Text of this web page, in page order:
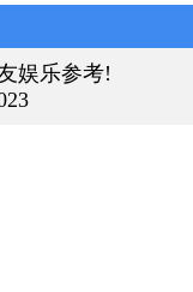
娱乐参考!